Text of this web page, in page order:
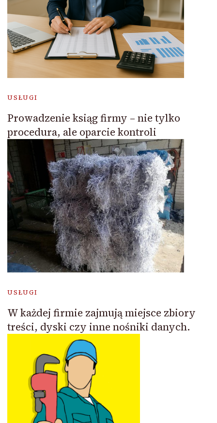
USŁUGI
Prowadzenie ksiąg firmy – nie tylko
procedura, ale oparcie kontroli
USŁUGI
W każdej firmie zajmują miejsce zbiory
treści, dyski czy inne nośniki danych.